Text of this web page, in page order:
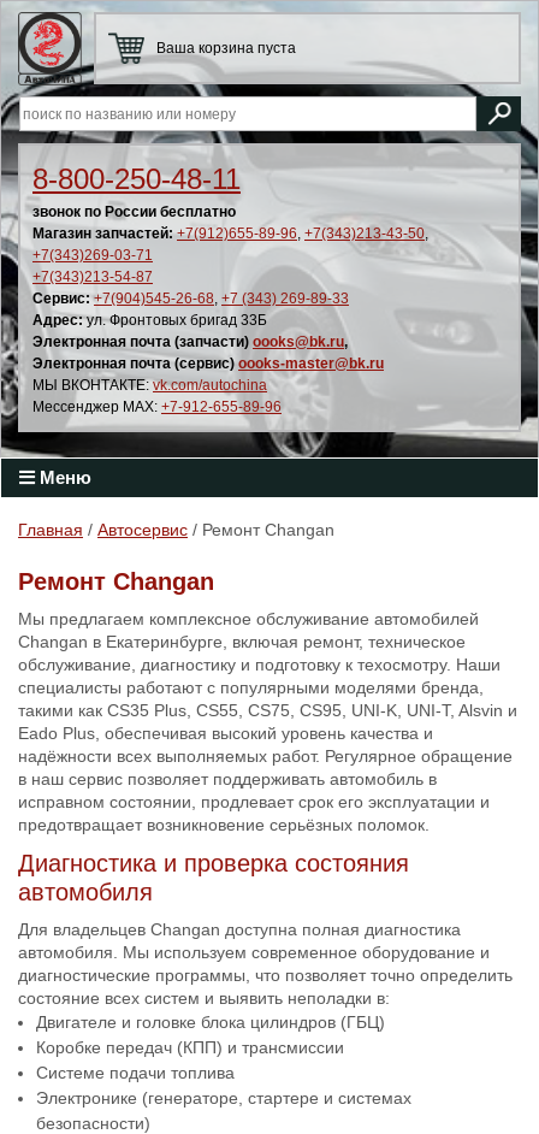
8-800-250-48-11
звонок по России бесплатно
Магазин запчастей: +7(912)655-89-96, +7(343)213-43-50,
+7(343)269-03-71
+7(343)213-54-87
Сервис: +7(904)545-26-68, +7 (343) 269-89-33
Адрес:ул. Фронтовых бригад 33Б
Электронная почта (запчасти) oooks@bk.ru,
Электронная почта (сервис) oooks-master@bk.ru
МЫ ВКОНТАКТЕ: vk.com/autochina
Мессенджер MAX: +7-912-655-89-96
Ваша корзина пуста
Меню
Главная / Автосервис / Ремонт Changan
Ремонт Changan
Мы предлагаем комплексное обслуживание автомобилей
Changan в Екатеринбурге, включая ремонт, техническое
обслуживание, диагностику и подготовку к техосмотру. Наши
специалисты работают с популярными моделями бренда,
такими как CS35 Plus, CS55, CS75, CS95, UNI-K, UNI-T, Alsvin и
Eado Plus, обеспечивая высокий уровень качества и
надёжности всех выполняемых работ. Регулярное обращение
в наш сервис позволяет поддерживать автомобиль в
исправном состоянии, продлевает срок его эксплуатации и
предотвращает возникновение серьёзных поломок.
Диагностика и проверка состояния
автомобиля
Для владельцев Changan доступна полная диагностика
автомобиля. Мы используем современное оборудование и
диагностические программы, что позволяет точно определить
состояние всех систем и выявить неполадки в:
Двигателе и головке блока цилиндров (ГБЦ)
Коробке передач (КПП) и трансмиссии
Системе подачи топлива
Электронике (генераторе, стартере и системах
безопасности)